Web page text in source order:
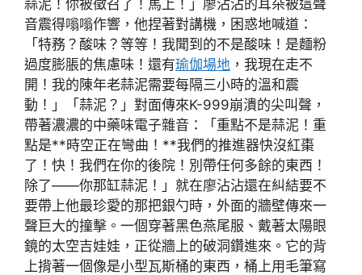
蒜泥！你被徵召了！馬上！」廖沾沾的耳朵被這聲
音震得嗡嗡作響，他捏著對講機，困惑地喊道：
「特務？酸味？等等！我聞到的不是酸味！是麵粉
過度膨脹的焦慮味！還有瑜伽場地 ，我現在走不
開！我的陳年老蒜泥需要每隔三小時的溫和震
動！」「蒜泥？」對面傳來K-999崩潰的尖叫聲，
帶著濃濃的中藥味電子雜音：「重點不是蒜泥！重
點是**時空正在彎曲！**我們的推進器快沒紅棗
了！快！我們在你的後院！別帶任何多餘的東西！
除了——你那缸蒜泥！」就在廖沾沾還在糾結要不
要帶上他最珍愛的那把銀勺時，外面的牆壁傳來一
聲巨大的撞擊。一個穿著黑色燕尾服、戴著太陽眼
鏡的太空吉娃娃，正從牆上的破洞鑽進來。它的背
上揹著一個像是小型瓦斯桶的東西，桶上用毛筆寫